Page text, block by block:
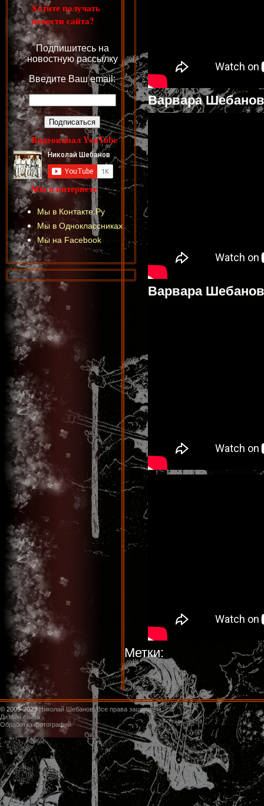
Варвара
Варвара
Метки:
Хотите получать
новости сайта?
Подпишитесь на
новостную рассылку
Введите Ваш email:
Видеоканал YouTube
Мы в интернете
Мы в Контакте.Ру
Мы в Одноклассниках
Мы на Facebook
© 2009-2023Николай Шебанов. Все права защищены
Дизайн сайта
Обработка фотографий